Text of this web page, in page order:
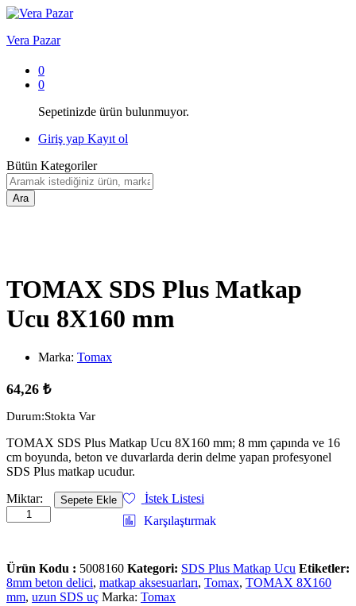
Vera Pazar
0
0
Sepetinizde ürün bulunmuyor.
Giriş yap Kayıt ol
Bütün Kategoriler
Ara
TOMAX SDS Plus Matkap
Ucu 8X160 mm
Marka: Tomax
64,26 ₺
Durum:Stokta Var
TOMAX SDS Plus Matkap Ucu 8X160 mm; 8 mm çapında ve 16
cm boyunda, beton ve duvarlarda derin delme yapan profesyonel
SDS Plus matkap ucudur.
TOMAX
SDS
Plus
8X160
mm
quantity
Miktar: Sepete Ekle
İstek Listesi
Karşılaştırmak
Ürün Kodu : 5008160 Kategori: SDS Plus Matkap Ucu Etiketler:
8mm beton delici, matkap aksesuarları, Tomax, TOMAX 8X160
mm, uzun SDS uç Marka: Tomax